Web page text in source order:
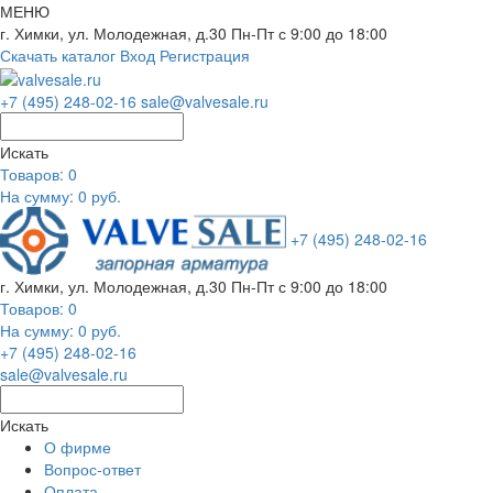
МЕНЮ
г. Химки, ул. Молодежная, д.30 Пн-Пт с 9:00 до 18:00
Скачать каталог Вход Регистрация
+7 (495) 248-02-16 sale@valvesale.ru
Искать
Товаров: 0
На сумму: 0 руб.
+7 (495) 248-02-16
г. Химки, ул. Молодежная, д.30 Пн-Пт с 9:00 до 18:00
Товаров: 0
На сумму: 0 руб.
+7 (495) 248-02-16
sale@valvesale.ru
Искать
О фирме
Вопрос-ответ